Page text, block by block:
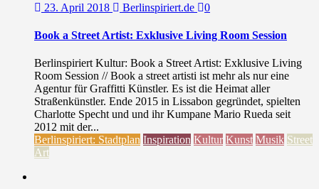
23. April 2018 Berlinspiriert.de 0
Book a Street Artist: Exklusive Living Room Session
Berlinspiriert Kultur: Book a Street Artist: Exklusive Living
Room Session // Book a street artisti ist mehr als nur eine
Agentur für Graffitti Künstler. Es ist die Heimat aller
Straßenkünstler. Ende 2015 in Lissabon gegründet, spielten
Charlotte Specht und und ihr Kumpane Mario Rueda seit
2012 mit der...
Berlinspiriert: Stadtplan Inspiration Kultur Kunst Musik Street
Art